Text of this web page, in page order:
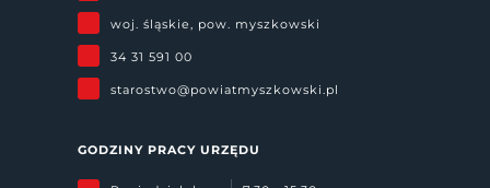
woj. śląskie, pow. myszkowski
34 31 591 00
starostwo@powiatmyszkowski.pl
GODZINY PRACY URZĘDU